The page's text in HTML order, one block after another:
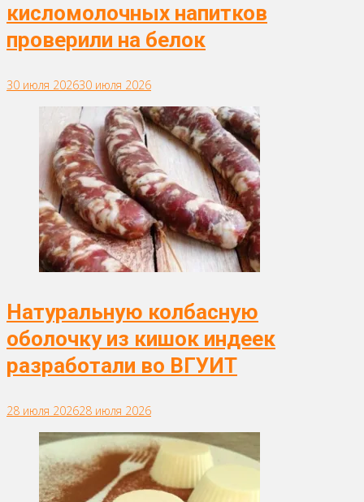
кисломолочных напитков
проверили на белок
30 июля 202630 июля 2026
Натуральную колбасную
оболочку из кишок индеек
разработали во ВГУИТ
28 июля 202628 июля 2026